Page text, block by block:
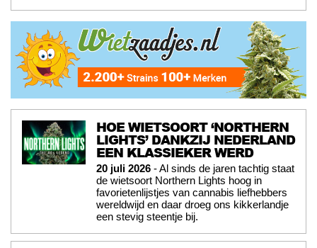
HOE WIETSOORT ‘NORTHERN
LIGHTS’ DANKZIJ NEDERLAND
EEN KLASSIEKER WERD
20 juli 2026 - Al sinds de jaren tachtig staat
de wietsoort Northern Lights hoog in
favorietenlijstjes van cannabis liefhebbers
wereldwijd en daar droeg ons kikkerlandje
een stevig steentje bij.